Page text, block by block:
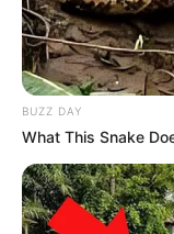
Zutaten
– 250 g
– 1 Ei (optional
BUZZ DAY
What This Snake